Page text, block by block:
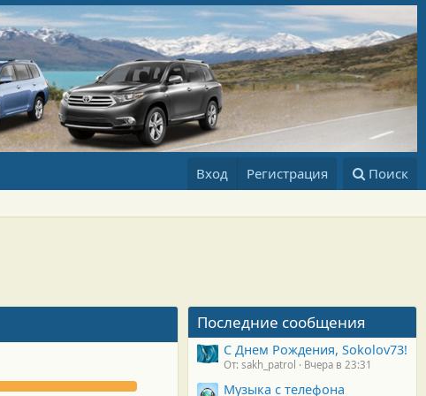
Вход Регистрация Поиск
Последние сообщения
С Днем Рождения, Sokolov73!
От: sakh_patrol Вчера в 23:31
Музыка с телефона